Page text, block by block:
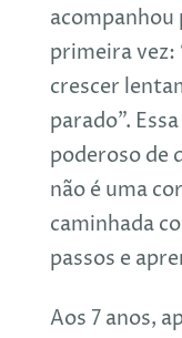
acompanhou
primeira vez:
crescer
parado”.
poderoso de
não é uma
caminhada
passos e
Aos 7 anos,